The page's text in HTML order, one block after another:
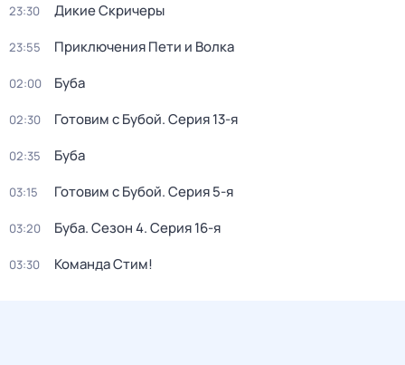
23:30 Дикие Скричеры
23:55 Приключения Пети и Волка
02:00 Буба
02:30 Готовим с Бубой. Серия 13-я
02:35 Буба
03:15 Готовим с Бубой. Серия 5-я
03:20 Буба. Сезон 4. Серия 16-я
03:30 Команда Стим!